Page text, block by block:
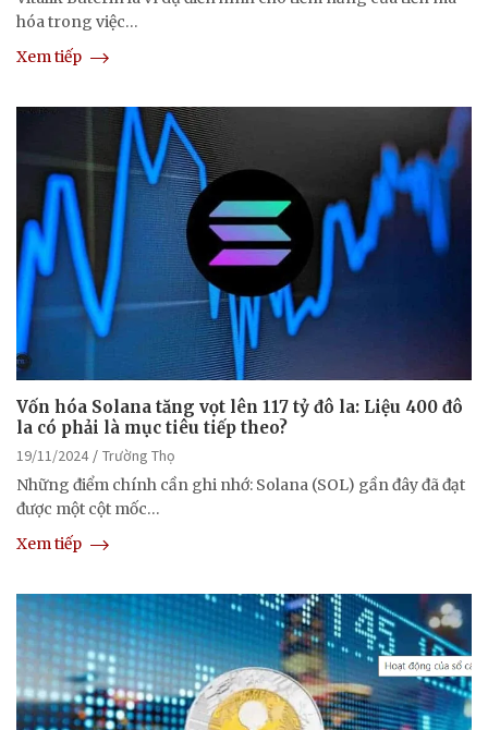
hóa trong việc…
Xem tiếp
Vốn hóa Solana tăng vọt lên 117 tỷ đô la: Liệu 400 đô
la có phải là mục tiêu tiếp theo?
19/11/2024
Trường Thọ
Những điểm chính cần ghi nhớ: Solana (SOL) gần đây đã đạt
được một cột mốc…
Xem tiếp